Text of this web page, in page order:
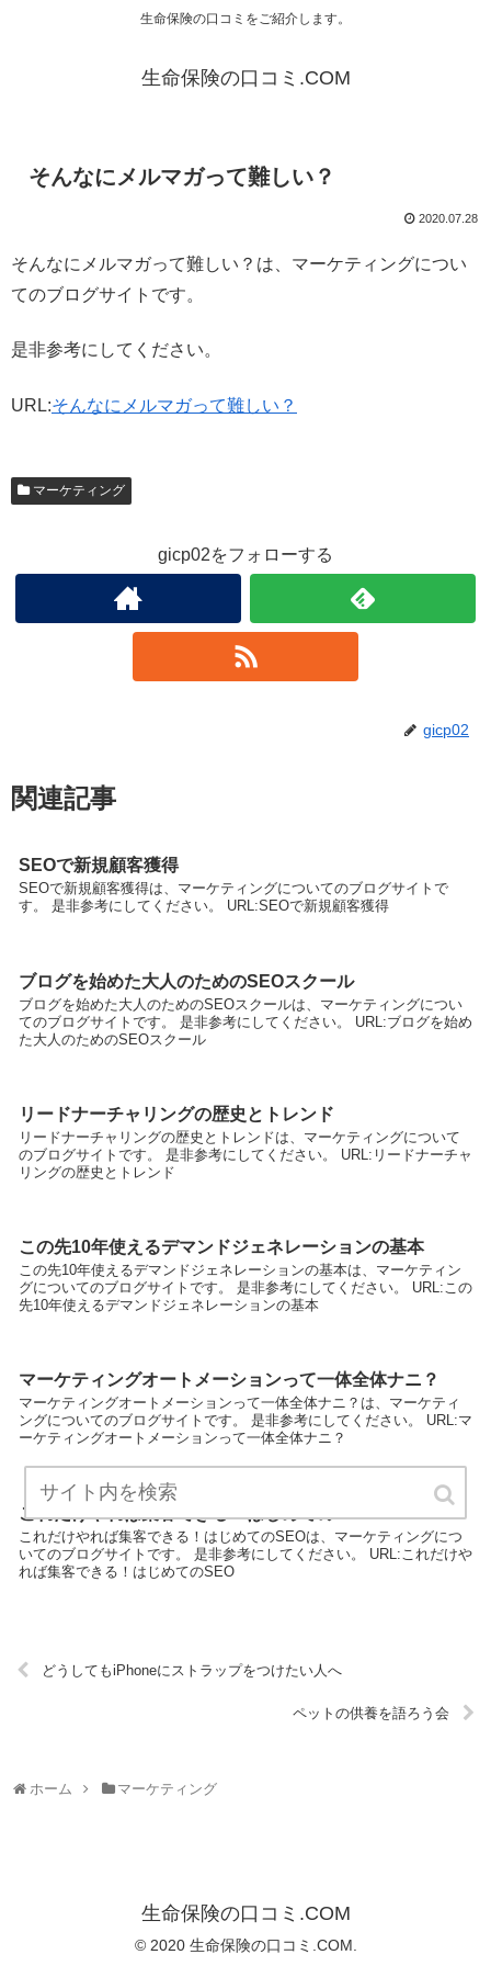
生命保険の口コミをご紹介します。
生命保険の口コミ.COM
そんなにメルマガって難しい？
2020.07.28
そんなにメルマガって難しい？は、マーケティングについ
てのブログサイトです。
是非参考にしてください。
URL:そんなにメルマガって難しい？
マーケティング
gicp02をフォローする
gicp02
関連記事
SEOで新規顧客獲得
SEOで新規顧客獲得は、マーケティングについてのブログサイトで
す。 是非参考にしてください。 URL:SEOで新規顧客獲得
ブログを始めた大人のためのSEOスクール
ブログを始めた大人のためのSEOスクールは、マーケティングについ
てのブログサイトです。 是非参考にしてください。 URL:ブログを始め
た大人のためのSEOスクール
リードナーチャリングの歴史とトレンド
リードナーチャリングの歴史とトレンドは、マーケティングについて
のブログサイトです。 是非参考にしてください。 URL:リードナーチャ
リングの歴史とトレンド
この先10年使えるデマンドジェネレーションの基本
この先10年使えるデマンドジェネレーションの基本は、マーケティン
グについてのブログサイトです。 是非参考にしてください。 URL:この
先10年使えるデマンドジェネレーションの基本
マーケティングオートメーションって一体全体ナニ？
マーケティングオートメーションって一体全体ナニ？は、マーケティ
ングについてのブログサイトです。 是非参考にしてください。 URL:マ
ーケティングオートメーションって一体全体ナニ？
これだけやれば集客できる！はじめてのSEO
これだけやれば集客できる！はじめてのSEOは、マーケティングにつ
いてのブログサイトです。 是非参考にしてください。 URL:これだけや
れば集客できる！はじめてのSEO
どうしてもiPhoneにストラップをつけたい人へ
ペットの供養を語ろう会
ホーム マーケティング
生命保険の口コミ.COM
© 2020 生命保険の口コミ.COM.